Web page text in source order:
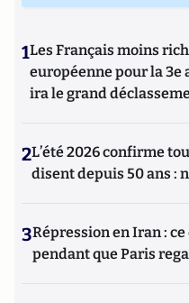
1Les Français moins
européenne pour la 3e
ira le grand
2L’été 2026 confirme
disent depuis 50 ans :
3Répression en Iran :
pendant que Paris